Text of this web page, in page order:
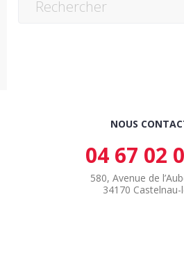
NOUS
04 67 02
580, Avenue de
34170